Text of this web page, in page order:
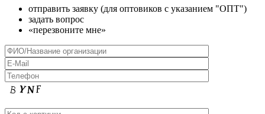
отправить заявку (для оптовиков с указанием "ОПТ")
задать вопрос
«перезвоните мне»